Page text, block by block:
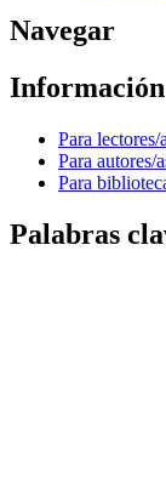
Navegar
Información
Para lectores/
Para autores/
Para
Palabras